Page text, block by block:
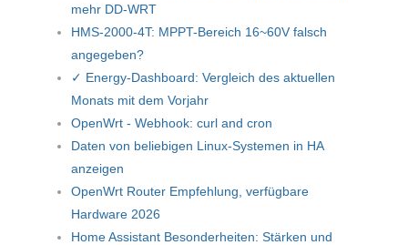
mehr DD-WRT
HMS-2000-4T: MPPT-Bereich 16~60V falsch
angegeben?
✓ Energy-Dashboard: Vergleich des aktuellen
Monats mit dem Vorjahr
OpenWrt - Webhook: curl and cron
Daten von beliebigen Linux-Systemen in HA
anzeigen
OpenWrt Router Empfehlung, verfügbare
Hardware 2026
Home Assistant Besonderheiten: Stärken und